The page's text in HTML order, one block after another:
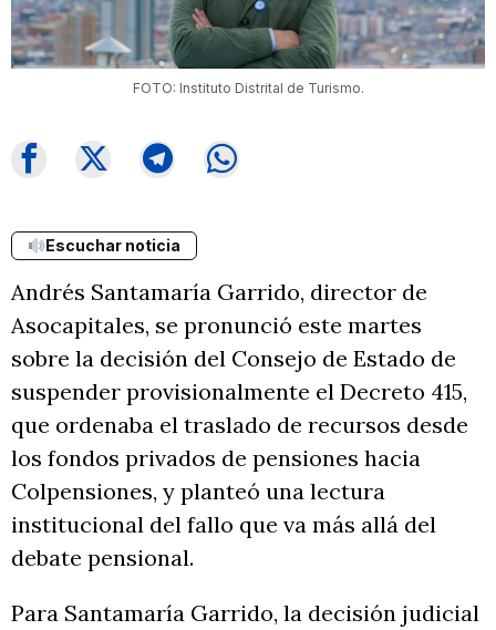
FOTO: Instituto Distrital de Turismo.
Escuchar noticia
Andrés Santamaría Garrido, director de
Asocapitales, se pronunció este martes
sobre la decisión del Consejo de Estado de
suspender provisionalmente el Decreto 415,
que ordenaba el traslado de recursos desde
los fondos privados de pensiones hacia
Colpensiones, y planteó una lectura
institucional del fallo que va más allá del
debate pensional.
Para Santamaría Garrido, la decisión judicial